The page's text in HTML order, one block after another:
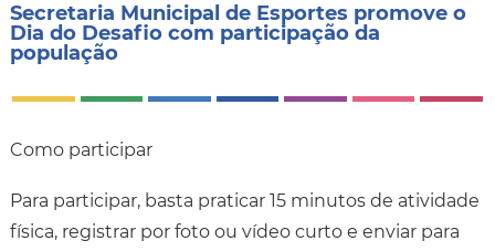
Secretaria Municipal de Esportes promove o
Dia do Desafio com participação da
população
Como participar
Para participar, basta praticar 15 minutos de atividade
física, registrar por foto ou vídeo curto e enviar para